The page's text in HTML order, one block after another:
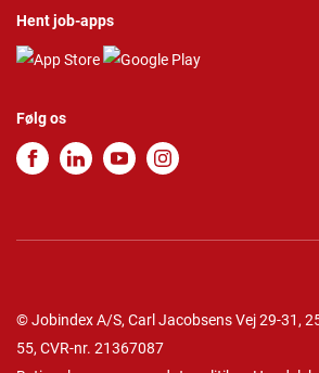
Hent job-apps
Følg os
© Jobindex A/S, Carl Jacobsens Vej 29-31,
55, CVR-nr. 21367087